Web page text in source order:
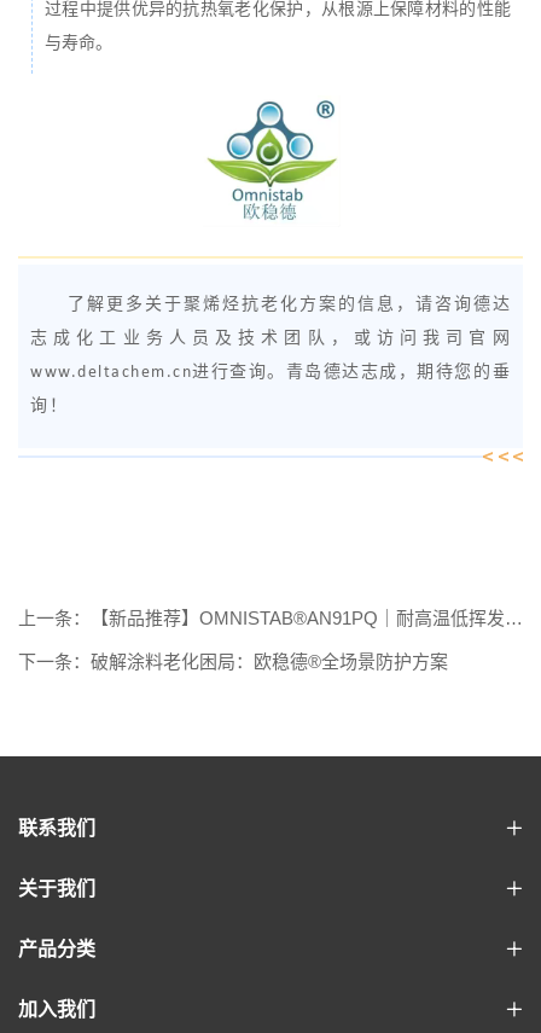
过程中提供优异的抗热氧老化保护，从根源上保障材料的性能
与寿命。
了解更多关于聚烯烃抗老化方案的信息，请咨询德达
志成化工业务人员及技术团队，或访问我司官网
www.deltachem.cn进行查询。青岛德达志成，期待您的垂
询！
上一条：【新品推荐】OMNISTAB®AN91PQ｜耐高温低挥发，
护航高分子材料稳定加工
下一条：破解涂料老化困局：欧稳德®全场景防护方案
联系我们
关于我们
产品分类
加入我们